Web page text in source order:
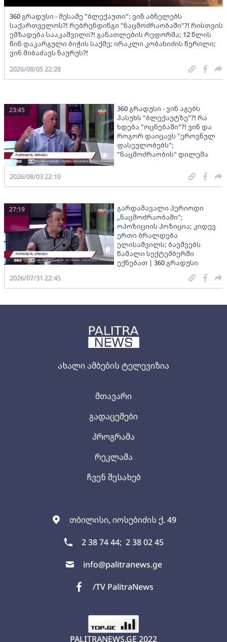
ახალი ამბების ტელევიზია
თბილისი, იოსებიძის ქ. 49
2 38 74 44; 2 38 02 45
info@palitranews.ge
/TV PalitraNews
მთავარი
გადაცემები
პროგრამა
რეკლამა
ჩვენ შესახებ
PALITRANEWS.GE 2022
360 გრადუსი - მესამე "ბლექაუთი": ვინ აბნელებს
საქართველოს?! რებრენდინგი "ნაცმოძრაობაში"?! რისთვის
ემზადება სააკაშვილი?! განათლების რეფორმა; 12 წლის
წინ დაკარგული ბიჭის საქმე; ირაკლი კობახიძის წერილი;
ვინ მიბაძავს ნაურუს?!
2026/08/05 22:28
360 გრადუსი - ვინ აგებს
პასუხს "ბლექაუტზე"?! რა
ხდება "ოცნებაში"?! ვინ და
როგორ დაიცავს "ეროვნულ
ფასეულობებს";
"ნაცმოძრაობის" დილემა
23:45
2026/08/03 22:10
გარდამავალი პერიოდი
„ნაცმოძრაობაში";
ოპოზიციის პოზიცია; კიდევ
ერთი ბრალდება
ელისაშვილს; ბავშვებს
წამალი სექტემბერში
ექნებათ | 360 გრადუსი
27:19
2026/07/31 22:45